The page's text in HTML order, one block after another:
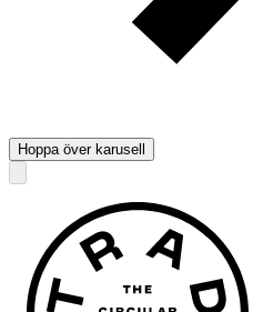
Hoppa över karusell